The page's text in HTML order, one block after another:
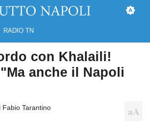
RADIO TN
con Khalaili!
anche il Napoli
Fabio Tarantino